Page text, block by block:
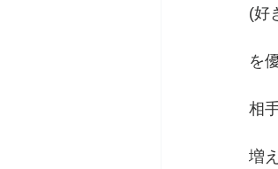
(好
を
相
増